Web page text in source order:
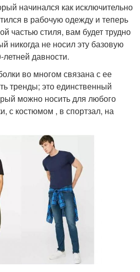
начинался как исключительно
в рабочую одежду и теперь
частью стиля, вам будет трудно
никогда не носил эту базовую
давности.
во многом связана с ее
тренды; это единственный
можно носить для любого
с костюмом , в спортзал, на